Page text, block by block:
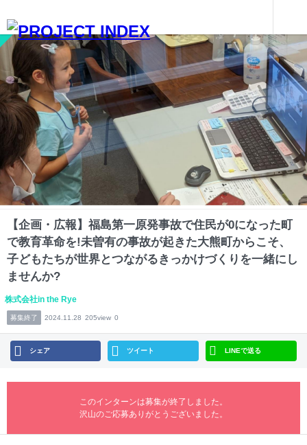
福島
【企画・広報】福島第一原発事故で住民が0になった町
で教育革命を!未曽有の事故が起きた大熊町からこそ、
子どもたちが世界とつながるきっかけづくりを一緒にし
ませんか?
株式会社in the Rye
募集終了 2024.11.28 205view 0
シェア ツイート LINEで送る
このインターンは募集が終了しました。
沢山のご応募ありがとうございました。